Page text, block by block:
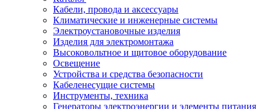
Кабели, провода и аксессуары
Климатические и инженерные системы
Электроустановочные изделия
Изделия для электромонтажа
Высоковольтное и щитовое оборудование
Освещение
Устройства и средства безопасности
Кабеленесущие системы
Инструменты, техника
Генераторы электроэнергии и элементы питания